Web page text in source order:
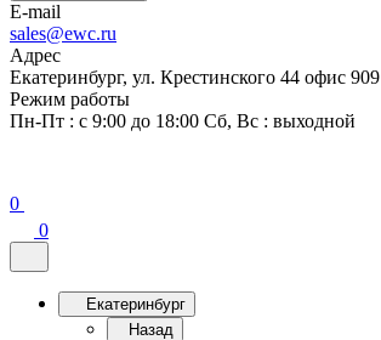
E-mail
sales@ewc.ru
Адрес
Екатеринбург, ул. Крестинского 44 офис 909
Режим работы
Пн-Пт : с 9:00 до 18:00 Сб, Вс : выходной
0
0
Екатеринбург
Назад